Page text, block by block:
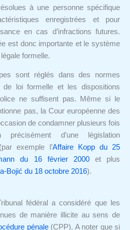
à une personne spécifique
enregistrées et pour
en cas d’infractions futures.
est donc importante et le système
formelle.
sont réglés dans des normes
loi formelle et les dispositions
ne suffisent pas. Même si le
pas, la Cour européenne des
de condamner plusieurs fois
d’une législation
exemple l’Affaire Kopp du 25
du 16 février 2000et plus
Bojić du 18 octobre 2016).
fédéral a considéré que les
de manière illicite au sens de
pénale(CPP). A noter que si